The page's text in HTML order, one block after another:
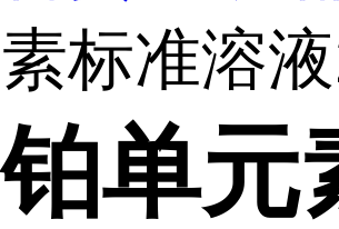
素标准溶
铂单元